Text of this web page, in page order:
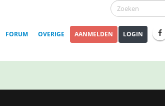
FORUM OVERIGE AANMELDEN LOGIN